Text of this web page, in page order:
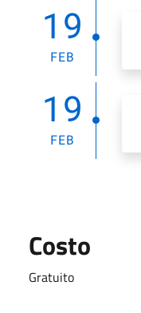
19
FEB
19
FEB
Costo
Gratuito